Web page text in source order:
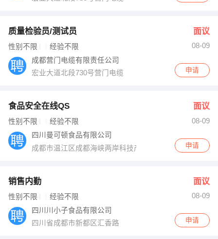
质量检验员/测试员 面议
性别不限 经验不限
08-09
成都营门电缆有限责任公司
宏业大道北段730号营门电缆
申请
食品安全在线QS 面议
性别不限 经验不限
08-09
四川曼可顿食品有限公司
成都市温江区成都海峡两岸科技产业开发园科北路9号
申请
销售内勤 面议
性别不限 经验不限
08-09
四川川小子食品有限公司
四川省成都市新都区汇香路
申请